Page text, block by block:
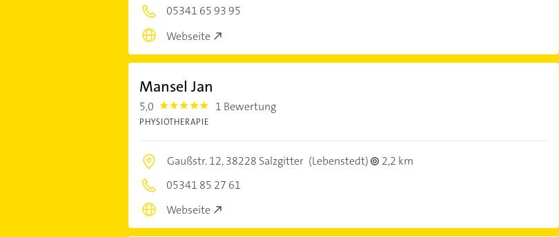
05341 65 93 95
Webseite
Mansel Jan
5,0 5.0 1 Bewertung
PHYSIOTHERAPIE
Gaußstr. 12,38228 Salzgitter (Lebenstedt)
2,2 km
05341 85 27 61
Webseite